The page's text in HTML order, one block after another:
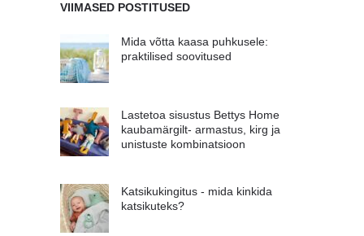
VIIMASED POSTITUSED
Mida võtta kaasa puhkusele:
praktilised soovitused
Lastetoa sisustus Bettys Home
kaubamärgilt- armastus, kirg ja
unistuste kombinatsioon
Katsikukingitus - mida kinkida
katsikuteks?